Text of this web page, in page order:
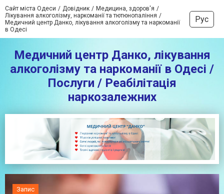
Сайт міста Одеси Довідник
Медицина, здоров'я
Лікування алкоголізму, наркоманії та тютюнопаління
Медичний центр Данко, лікування алкоголізму та наркоманії
в Одесі
Рус
Медичний центр Данко, лікування
алкоголізму та наркоманії в Одесі /
Послуги / Реабілітація
наркозалежних
Запис